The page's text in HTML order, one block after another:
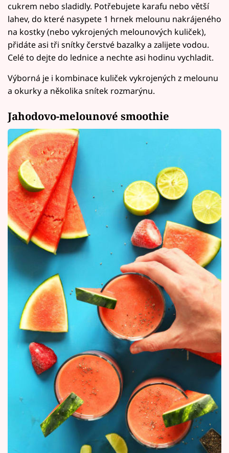
cukrem nebo sladidly. Potřebujete karafu nebo větší
lahev, do které nasypete 1 hrnek melounu nakrájeného
na kostky (nebo vykrojených melounových kuliček),
přidáte asi tři snítky čerstvé bazalky a zalijete vodou.
Celé to dejte do lednice a nechte asi hodinu vychladit.
Výborná je i kombinace kuliček vykrojených z melounu
a okurky a několika snítek rozmarýnu.
Jahodovo-melounové smoothie